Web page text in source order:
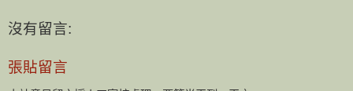
沒有留言:
張貼留言